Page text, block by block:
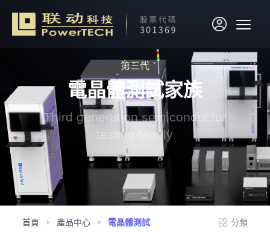
第三代
電晶體測試家族
Third generation semiconductor
testing family
首頁 產品中心 電晶體測試 分類